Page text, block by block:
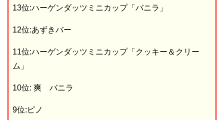
13位:ハーゲンダッツミニカップ「バニラ」
12位:あずきバー
11位:ハーゲンダッツミニカップ「クッキー＆クリー
ム」
10位: 爽 バニラ
9位:ピノ